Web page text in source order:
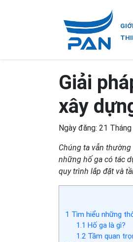
GIỚI
Giải
xây
Ngày đăng: 21
Chúng ta vẫn
những hố ga có tác
quy trình lắp đặt và
1 Tìm hiểu những
1.1 Hố ga là gì?
1.2Tầm quan